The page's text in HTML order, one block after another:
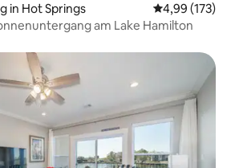
in Hot Springs
4,99 (173)
am Lake Hamilton